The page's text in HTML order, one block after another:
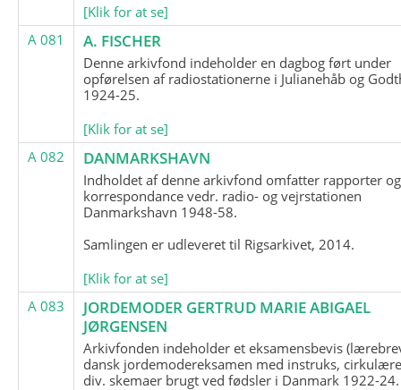
[Klik for at se]
A 081
A. FISCHER
Denne arkivfond indeholder en dagbog ført under
opførelsen af radiostationerne i Julianehåb og
1924-25.
[Klik for at se]
A 082
DANMARKSHAVN
Indholdet af denne arkivfond omfatter rapporter og
korrespondance vedr. radio- og vejrstationen
Danmarkshavn 1948-58.
Samlingen er udleveret til Rigsarkivet, 2014.
[Klik for at se]
A 083
JORDEMODER GERTRUD MARIE ABIGAEL
JØRGENSEN
Arkivfonden indeholder et eksamensbevis
dansk jordemodereksamen med instruks,
div. skemaer brugt ved fødsler i Danmark 1922-24.